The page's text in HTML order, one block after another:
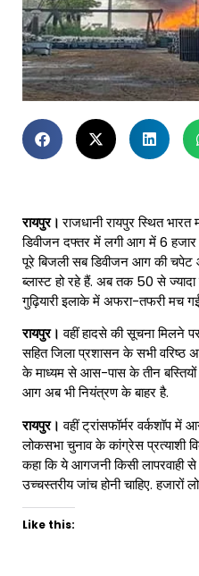
रायपुर।राजधानी रायपुर स्थित
डिवीजन दफ्तर में लगी आग में 6 हजार
पूरे बिजली सब डिवीजन आग की
ब्लास्ट हो रहे हैं. अब तक 50 से
गुढ़ियारी इलाके में अफरा-तफरी मच
रायपुर। वहीं हादसे की सूचना मिलने
सहित जिला प्रशासन के सभी वरिष्ठ
के माध्यम से आस-पास के तीन बस्तियों
आग अब भी नियंत्रण के बाहर है.
रायपुर। वहीं ट्रांसफॉर्मर वर्कशॉप
लोकसभा चुनाव के कांग्रेस प्रत्याशी
कहा कि ये आगजनी किसी लापरवाही
उच्चस्तरीय जांच होनी चाहिए.
Like this: